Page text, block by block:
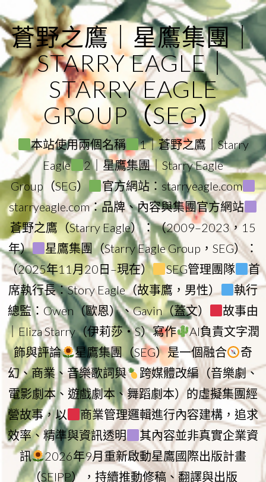
to
content
蒼野之鷹｜星鷹集團｜
STARRY EAGLE｜
STARRY EAGLE
GROUP（SEG）
本站使用兩個名稱
1｜蒼野之鷹｜Starry
Eagle
2｜星鷹集團｜Starry Eagle
Group（SEG）
官方網站：starryeagle.com
starryeagle.com：品牌、內容與集團官方網站
蒼野之鷹（Starry Eagle）：（2009–2023，15
年）
星鷹集團（Starry Eagle Group，SEG）：
（2025年11月20日–現在）
SEG管理團隊
首
席執行長：Story Eagle（故事鷹，男性）
執行
總監：Owen（歐恩）、Gavin（蓋文）
故事由
｜Eliza Starry（伊莉莎・S）寫作
AI負責文字潤
飾與評論
星鷹集團（SEG）是一個融合
奇
幻、商業、音樂歌詞與
跨媒體改編（音樂劇、
電影劇本、遊戲劇本、舞蹈劇本）的虛擬集團經
營故事，以
商業管理邏輯進行內容建構，追求
效率、精準與資訊透明
其內容並非真實企業資
訊
2026年9月重新啟動星鷹國際出版計畫
（SEIPP），持續推動修稿、翻譯與出版